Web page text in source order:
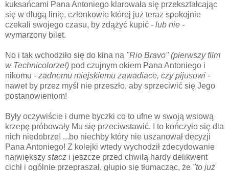
kuksańcami Pana Antoniego klarowała się przekształcając
się w długą linię, członkowie której już teraz spokojnie
czekali swojego czasu, by zdążyć kupić - lub nie -
wymarzony bilet.
No i tak wchodziło się do kina na "Rio Bravo" (pierwszy film
w Technicolorze!) pod czujnym okiem Pana Antoniego i
nikomu - żadnemu miejskiemu zawadiace, czy pijusowi -
nawet by przez myśl nie przeszło, aby sprzeciwić się Jego
postanowieniom!
Były oczywiście i durne byczki co to ufne w swoją wsiową
krzepę próbowały Mu się przeciwstawić. I to kończyło się dla
nich niedobrze! ...bo niechby który nie uszanował decyzji
Pana Antoniego! Z kolejki wtedy wychodził zdecydowanie
największy stacz i jeszcze przed chwilą hardy delikwent
cichł i ogólnie przepraszał, głupio się tłumacząc, że "to już